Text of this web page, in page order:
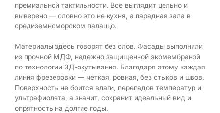
премиальной тактильности. Все выглядит цельно и
выверено — словно это не кухня, а парадная зала в
средиземноморском палаццо.
Материалы здесь говорят без слов. Фасады выполнили
из прочной МДФ, надежно защищенной экомембраной
по технологии 3Д-окутывания. Благодаря этому каждая
линия фрезеровки — четкая, ровная, без стыков и швов.
Поверхность не боится влаги, перепадов температур и
ультрафиолета, а значит, сохранит идеальный вид и
опрятность на долгие годы.